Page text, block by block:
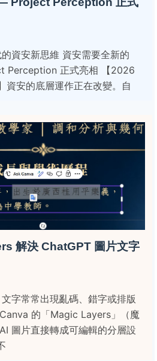
資安新思維 資安需要全新的
正式亮相 【2026
資安的底層運作正在改變。自
解決 ChatGPT 圖片文字
字常常出現亂碼、錯字或排版
的「Magic Layers」（魔
圖片直接轉成可編輯的分層設